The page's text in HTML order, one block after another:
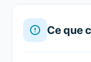
Ce que